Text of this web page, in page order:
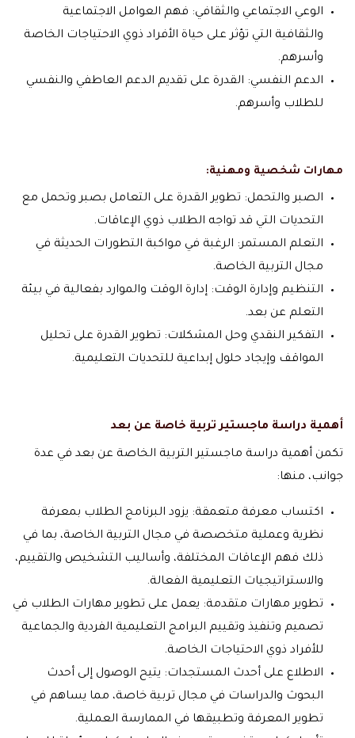
الوعي الاجتماعي والثقافي: فهم العوامل الاجتماعية
والثقافية التي تؤثر على حياة الأفراد ذوي الاحتياجات الخاصة
وأسرهم.
الدعم النفسي: القدرة على تقديم الدعم العاطفي والنفسي
للطلاب وأسرهم.
مهارات شخصية ومهنية:
الصبر والتحمل: تطوير القدرة على التعامل بصبر وتحمل مع
التحديات التي قد تواجه الطلاب ذوي الإعاقات.
التعلم المستمر: الرغبة في مواكبة التطورات الحديثة في
مجال التربية الخاصة.
التنظيم وإدارة الوقت: إدارة الوقت والموارد بفعالية في بيئة
التعلم عن بعد.
التفكير النقدي وحل المشكلات: تطوير القدرة على تحليل
المواقف وإيجاد حلول إبداعية للتحديات التعليمية.
أهمية دراسة ماجستير تربية خاصة عن بعد
تكمن أهمية دراسة ماجستير التربية الخاصة عن بعد في عدة
جوانب، منها:
اكتساب معرفة متعمقة: يزود البرنامج الطلاب بمعرفة
نظرية وعملية متخصصة في مجال التربية الخاصة، بما في
ذلك فهم الإعاقات المختلفة، وأساليب التشخيص والتقييم،
والاستراتيجيات التعليمية الفعالة.
تطوير مهارات متقدمة: يعمل على تطوير مهارات الطلاب في
تصميم وتنفيذ وتقييم البرامج التعليمية الفردية والجماعية
للأفراد ذوي الاحتياجات الخاصة.
الاطلاع على أحدث المستجدات: يتيح الوصول إلى أحدث
البحوث والدراسات في مجال تربية خاصة، مما يساهم في
تطوير المعرفة وتطبيقها في الممارسة العملية.